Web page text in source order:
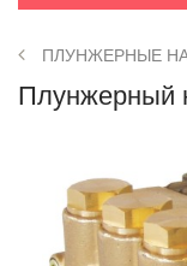
ПЛУНЖЕРНЫЕ
Плунжерный